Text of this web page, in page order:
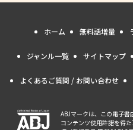
ホーム 無料話増量
ジャンル一覧 サイトマップ
よくあるご質問 / お問い合わせ
ABJマークは、この電子
コンテンツ使用許諾を得